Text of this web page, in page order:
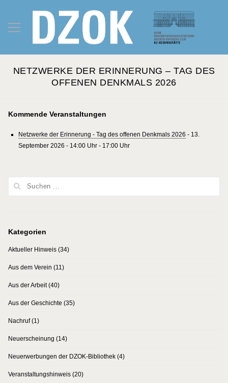
NETZWERKE DER ERINNERUNG – TAG DES
OFFENEN DENKMALS 2026
Kommende Veranstaltungen
Netzwerke der Erinnerung - Tag des offenen Denkmals 2026 - 13.
September 2026 - 14:00 Uhr - 17:00 Uhr
Kategorien
Aktueller Hinweis(34)
Aus dem Verein (11)
Aus der Arbeit(40)
Aus der Geschichte (35)
Nachruf(1)
Neuerscheinung (14)
Neuerwerbungen der DZOK-Bibliothek(4)
Veranstaltungshinweis(20)